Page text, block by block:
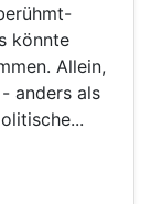
könnte
Allein,
anders als